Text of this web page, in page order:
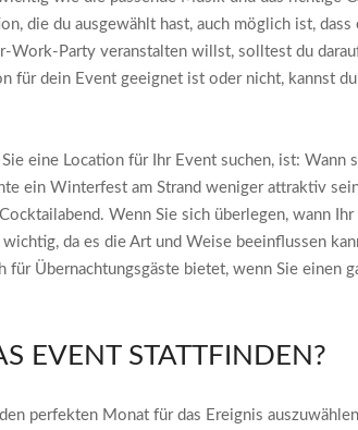
die du ausgewählt hast, auch möglich ist,
Party veranstalten willst, solltest du
für dein Event geeignet ist oder nicht, kannst
eine Location für Ihr Event suchen, ist:
ein Winterfest am Strand weniger attraktiv
Wenn Sie sich überlegen, wann
da es die Art und Weise beeinflussen
Übernachtungsgäste bietet, wenn Sie einen
EVENT STATTFINDEN?
perfekten Monat für das Ereignis